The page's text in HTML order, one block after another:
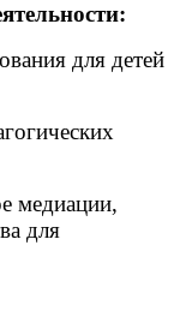
для детей
медиации,
для